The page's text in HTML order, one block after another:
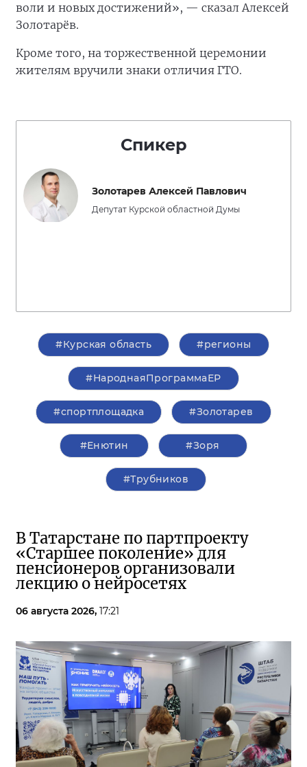
воли и новых достижений», — сказал Алексей
Золотарёв.
Кроме того, на торжественной церемонии
жителям вручили знаки отличия ГТО.
Спикер
Золотарев Алексей Павлович
Депутат Курской областной Думы
#Курская область #регионы
#НароднаяПрограммаЕР
#спортплощадка #Золотарев
#Енютин #Зоря
#Трубников
В Татарстане по партпроекту
«Старшее поколение» для
пенсионеров организовали
лекцию о нейросетях
06 августа 2026, 17:21